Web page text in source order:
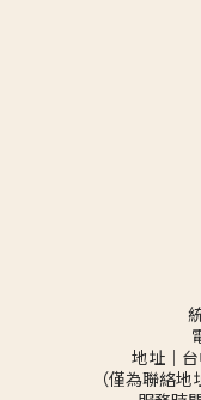
地址｜
（僅為聯絡